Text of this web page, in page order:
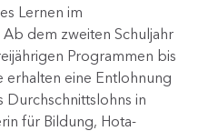
Lernen im
dem zweiten Schuljahr
Programmen bis
erhalten eine Entlohnung
Durchschnittslohns in
für Bildung, Hota-